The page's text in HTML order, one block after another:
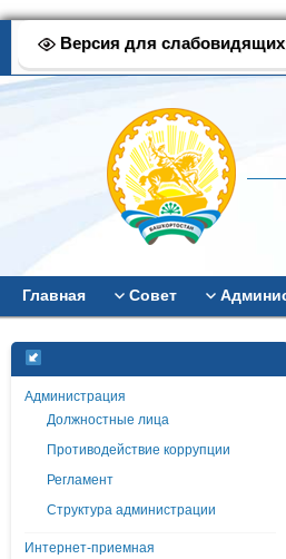
Версия для слабовидящих
Главная Совет
Администрация
Должностные лица
Противодействие коррупции
Регламент
Структура администрации
Интернет-приемная